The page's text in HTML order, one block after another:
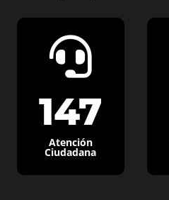

147
Atención
Ciudadana